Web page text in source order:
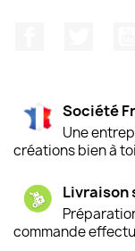
Société
Une
créations bien à
Livraison
commande